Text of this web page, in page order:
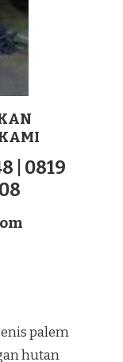
| 0819
palem
hutan